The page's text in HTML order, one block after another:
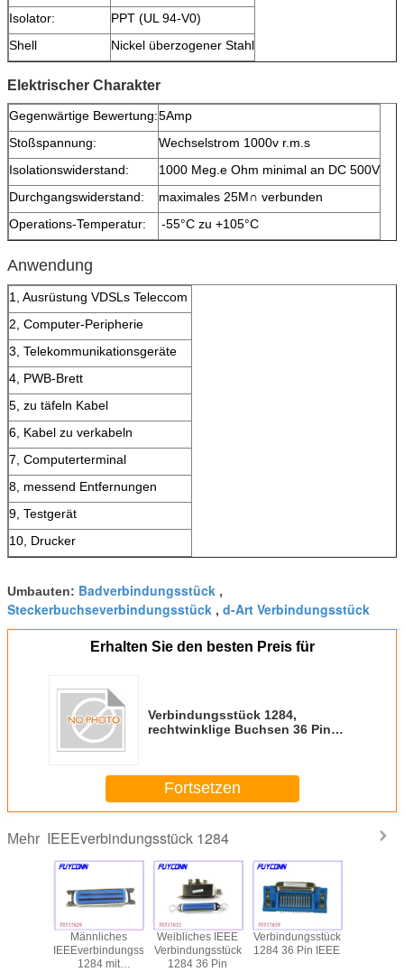
Isolator:
PPT (UL 94-V0)
Shell
Nickel überzogener Stahl
Elektrischer Charakter
Gegenwärtige Bewertung:5Amp
Stoßspannung:
Wechselstrom 1000v r.m.s
Isolationswiderstand:
1000 Meg.e Ohm minimal an DC 500V
Durchgangswiderstand:
maximales 25M∩ verbunden
Operations-Temperatur:
-55°C zu +105°C
Anwendung
1, Ausrüstung VDSLs Teleccom
2, Computer-Peripherie
3, Telekommunikationsgeräte
4, PWB-Brett
5, zu täfeln Kabel
6, Kabel zu verkabeln
7, Computerterminal
8, messend Entfernungen
9, Testgerät
10, Drucker
Umbauten: Badverbindungsstück ,
Steckerbuchseverbindungsstück , d-Art Verbindungsstück
Erhalten Sie den besten Preis für
Verbindungsstück 1284,
rechtwinklige Buchsen 36 Pin
Fortsetzen
Mehr IEEEverbindungsstück 1284
Männliches
IEEEverbindungsstück
1284 mit
Weibliches IEEE
Verbindungsstück
1284 36 Pin
Verbindungsstück
1284 36 Pin IEEE